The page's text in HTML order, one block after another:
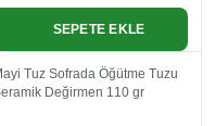
SEPETE EKLE
Tuz Sofrada Öğütme Tuzu
Değirmen 110 gr